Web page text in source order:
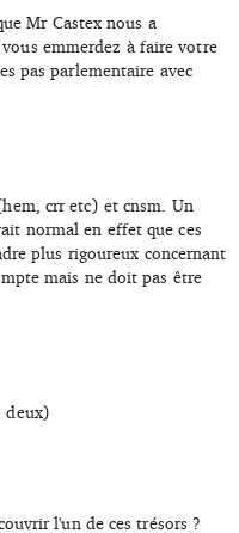
Mr Castex nous a
emmerdez à faire votre
pas parlementaire avec
crr etc) et cnsm. Un
normal en effet que ces
plus rigoureux concernant
mais ne doit pas être
deux)
l'un de ces trésors ?